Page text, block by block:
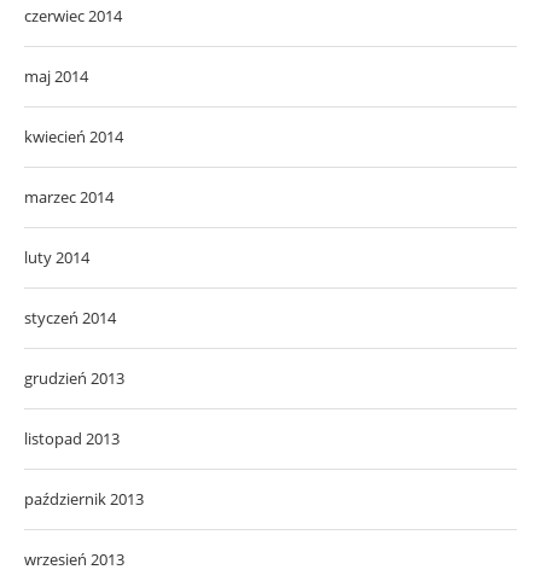
czerwiec 2014
maj 2014
kwiecień 2014
marzec 2014
luty 2014
styczeń 2014
grudzień 2013
listopad 2013
październik 2013
wrzesień 2013